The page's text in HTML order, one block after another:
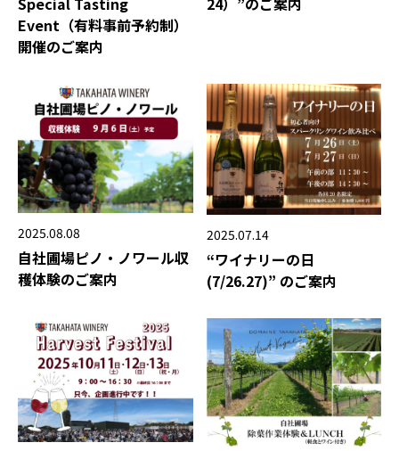
Event（有料事前予約制）
開催のご案内
2025.08.08
自社圃場ピノ・ノワール収
穫体験のご案内
2025.07.14
“ワイナリーの日
(7/26.27)” のご案内